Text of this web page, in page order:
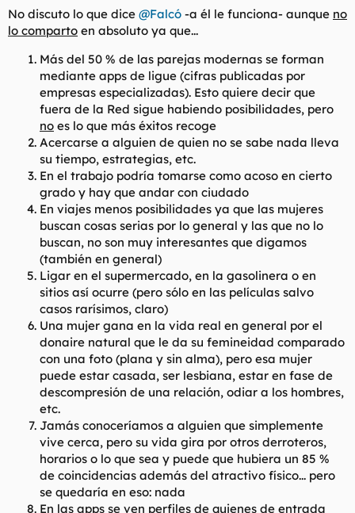
No discuto lo que dice @Falcó -a él le funciona- aunque no
lo comparto en absoluto ya que...
Más del 50 % de las parejas modernas se forman
mediante apps de ligue (cifras publicadas por
empresas especializadas). Esto quiere decir que
fuera de la Red sigue habiendo posibilidades, pero
no es lo que más éxitos recoge
Acercarse a alguien de quien no se sabe nada lleva
su tiempo, estrategias, etc.
En el trabajo podría tomarse como acoso en cierto
grado y hay que andar con ciudado
En viajes menos posibilidades ya que las mujeres
buscan cosas serias por lo general y las que no lo
buscan, no son muy interesantes que digamos
(también en general)
Ligar en el supermercado, en la gasolinera o en
sitios así ocurre (pero sólo en las películas salvo
casos rarísimos, claro)
Una mujer gana en la vida real en general por el
donaire natural que le da su femineidad comparado
con una foto (plana y sin alma), pero esa mujer
puede estar casada, ser lesbiana, estar en fase de
descompresión de una relación, odiar a los hombres,
etc.
Jamás conoceríamos a alguien que simplemente
vive cerca, pero su vida gira por otros derroteros,
horarios o lo que sea y puede que hubiera un 85 %
de coincidencias además del atractivo físico... pero
se quedaría en eso: nada
En las apps se ven perfiles de quienes de entrada